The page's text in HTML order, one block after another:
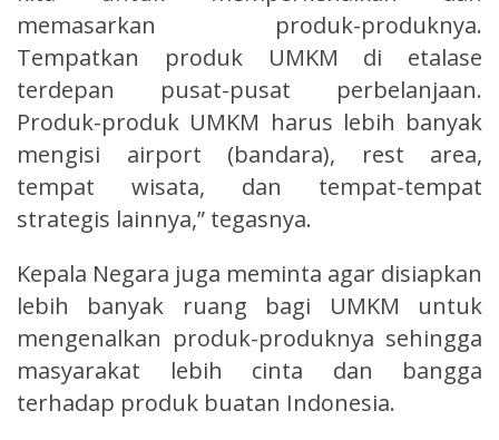
memasarkan produk-produknya.
Tempatkan produk UMKM di etalase
terdepan pusat-pusat perbelanjaan.
Produk-produk UMKM harus lebih banyak
mengisi airport (bandara), rest area,
tempat wisata, dan tempat-tempat
strategis lainnya,” tegasnya.
Kepala Negara juga meminta agar disiapkan
lebih banyak ruang bagi UMKM untuk
mengenalkan produk-produknya sehingga
masyarakat lebih cinta dan bangga
terhadap produk buatan Indonesia.